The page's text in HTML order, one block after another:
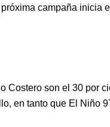
campaña
son el 30 por
en tanto que El Niño